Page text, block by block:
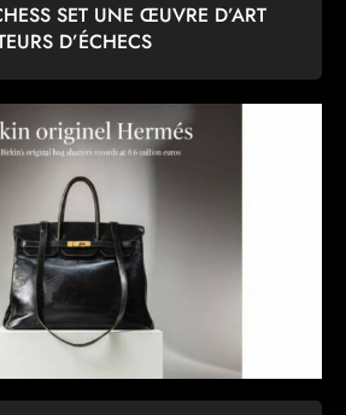
SET UNE ŒUVRE D’ART
D’ÉCHECS